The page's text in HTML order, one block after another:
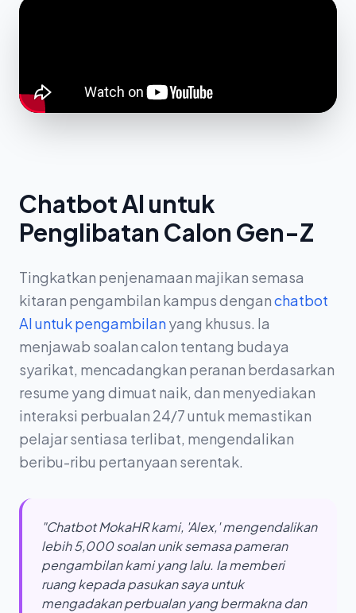
Chatbot AI untuk
Penglibatan Calon Gen-Z
Tingkatkan penjenamaan majikan semasa
kitaran pengambilan kampus denganchatbot
AI untuk pengambilanyang khusus. Ia
menjawab soalan calon tentang budaya
syarikat, mencadangkan peranan berdasarkan
resume yang dimuat naik, dan menyediakan
interaksi perbualan 24/7 untuk memastikan
pelajar sentiasa terlibat, mengendalikan
beribu-ribu pertanyaan serentak.
"Chatbot MokaHR kami, 'Alex,' mengendalikan
lebih 5,000 soalan unik semasa pameran
pengambilan kami yang lalu. Ia memberi
ruang kepada pasukan saya untuk
mengadakan perbualan yang bermakna dan